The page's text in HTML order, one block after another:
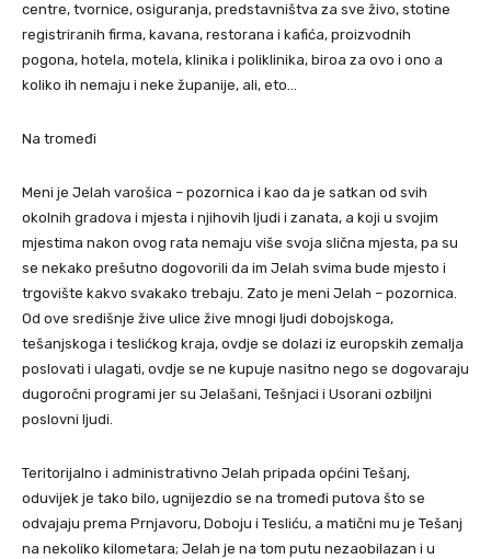
centre, tvornice, osiguranja, predstavništva za sve živo, stotine
registriranih firma, kavana, restorana i kafića, proizvodnih
pogona, hotela, motela, klinika i poliklinika, biroa za ovo i ono a
koliko ih nemaju i neke županije, ali, eto…
Na tromeđi
Meni je Jelah varošica – pozornica i kao da je satkan od svih
okolnih gradova i mjesta i njihovih ljudi i zanata, a koji u svojim
mjestima nakon ovog rata nemaju više svoja slična mjesta, pa su
se nekako prešutno dogovorili da im Jelah svima bude mjesto i
trgovište kakvo svakako trebaju. Zato je meni Jelah – pozornica.
Od ove središnje žive ulice žive mnogi ljudi dobojskoga,
tešanjskoga i teslićkog kraja, ovdje se dolazi iz europskih zemalja
poslovati i ulagati, ovdje se ne kupuje nasitno nego se dogovaraju
dugoročni programi jer su Jelašani, Tešnjaci i Usorani ozbiljni
poslovni ljudi.
Teritorijalno i administrativno Jelah pripada općini Tešanj,
oduvijek je tako bilo, ugnijezdio se na tromeđi putova što se
odvajaju prema Prnjavoru, Doboju i Tesliću, a matični mu je Tešanj
na nekoliko kilometara; Jelah je na tom putu nezaobilazan i u